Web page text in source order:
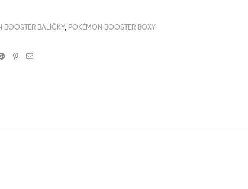
BOOSTER BALÍČKY, POKÉMON BOOSTER BOXY
Google+Pinterest
Email